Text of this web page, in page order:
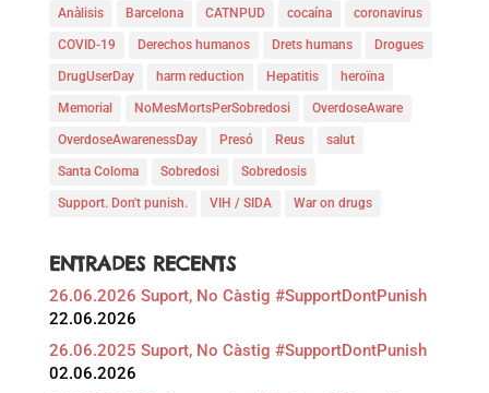
Anàlisis Barcelona CATNPUD cocaína coronavirus
COVID-19 Derechos humanos Drets humans Drogues
DrugUserDay harm reduction Hepatitis heroïna
Memorial NoMesMortsPerSobredosi OverdoseAware
OverdoseAwarenessDay Presó Reus salut
Santa Coloma Sobredosi Sobredosis
Support. Don't punish. VIH / SIDA War on drugs
ENTRADES RECENTS
26.06.2026 Suport, No Càstig #SupportDontPunish
22.06.2026
26.06.2025 Suport, No Càstig #SupportDontPunish
02.06.2026